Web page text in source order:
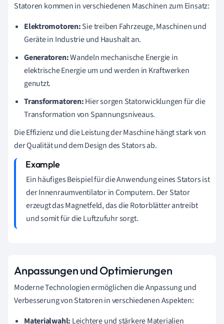
Statoren kommen in verschiedenen Maschinen zum Einsatz:
Elektromotoren:Sie treiben Fahrzeuge, Maschinen und
Geräte in Industrie und Haushalt an.
Generatoren:Wandeln mechanische Energie in
elektrische Energie um und werden in Kraftwerken
genutzt.
Transformatoren:Hier sorgen Statorwicklungen für die
Transformation von Spannungsniveaus.
Die Effizienz und die Leistung der Maschine hängt stark von
der Qualität und dem Design des Stators ab.
Ein häufiges Beispiel für die Anwendung eines Stators ist
der Innenraumventilator in Computern. Der Stator
erzeugt das Magnetfeld, das die Rotorblätter antreibt
und somit für die Luftzufuhr sorgt.
Anpassungen und Optimierungen
Moderne Technologien ermöglichen die Anpassung und
Verbesserung von Statoren in verschiedenen Aspekten:
Materialwahl: Leichtere und stärkere Materialien